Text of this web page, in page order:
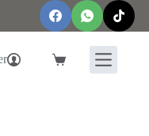
Carro